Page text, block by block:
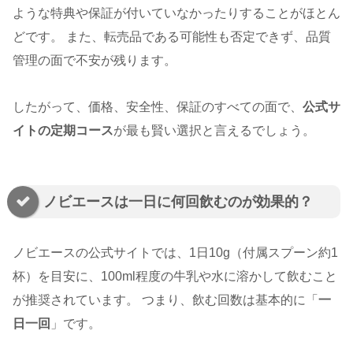
ような特典や保証が付いていなかったりすることがほとん
どです。 また、転売品である可能性も否定できず、品質
管理の面で不安が残ります。
したがって、価格、安全性、保証のすべての面で、 公式サ
イトの定期コースが最も賢い選択と言えるでしょう。
ノビエースは一日に何回飲むのが効果的？
ノビエースの公式サイトでは、1日10g（付属スプーン約1
杯）を目安に、100ml程度の牛乳や水に溶かして飲むこと
が推奨されています。 つまり、飲む回数は基本的に「 一
日一回 」です。